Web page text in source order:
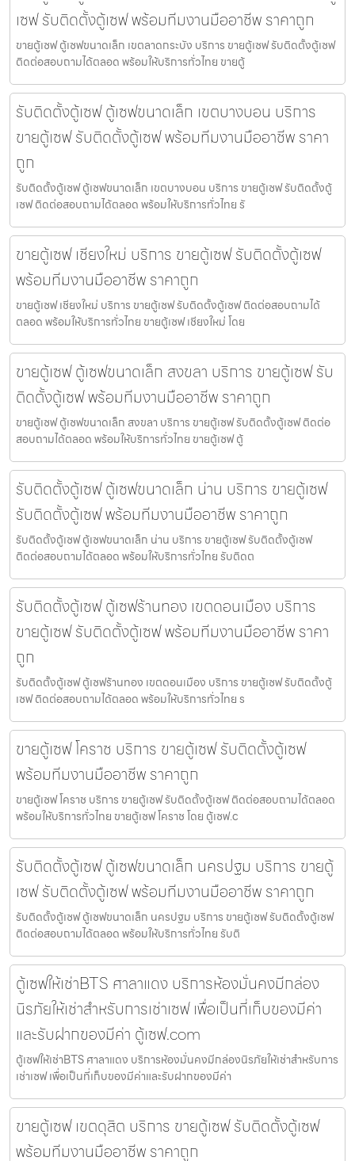
เซฟ รับติดตั้งตู้เซฟ พร้อมทีมงานมืออาชีพ ราคาถูก
ขายตู้เซฟ ตู้เซฟขนาดเล็ก เขตลาดกระบัง บริการ ขายตู้เซฟ รับติดตั้งตู้เซฟ
ติดต่อสอบถามได้ตลอด พร้อมให้บริการทั่วไทย ขายตู้
รับติดตั้งตู้เซฟ ตู้เซฟขนาดเล็ก เขตบางบอน บริการ
ขายตู้เซฟ รับติดตั้งตู้เซฟ พร้อมทีมงานมืออาชีพ ราคา
ถูก
รับติดตั้งตู้เซฟ ตู้เซฟขนาดเล็ก เขตบางบอน บริการ ขายตู้เซฟ รับติดตั้งตู้
เซฟ ติดต่อสอบถามได้ตลอด พร้อมให้บริการทั่วไทย รั
ขายตู้เซฟ เชียงใหม่ บริการ ขายตู้เซฟ รับติดตั้งตู้เซฟ
พร้อมทีมงานมืออาชีพ ราคาถูก
ขายตู้เซฟ เชียงใหม่ บริการ ขายตู้เซฟ รับติดตั้งตู้เซฟ ติดต่อสอบถามได้
ตลอด พร้อมให้บริการทั่วไทย ขายตู้เซฟ เชียงใหม่ โดย
ขายตู้เซฟ ตู้เซฟขนาดเล็ก สงขลา บริการ ขายตู้เซฟ รับ
ติดตั้งตู้เซฟ พร้อมทีมงานมืออาชีพ ราคาถูก
ขายตู้เซฟ ตู้เซฟขนาดเล็ก สงขลา บริการ ขายตู้เซฟ รับติดตั้งตู้เซฟ ติดต่อ
สอบถามได้ตลอด พร้อมให้บริการทั่วไทย ขายตู้เซฟ ตู้
รับติดตั้งตู้เซฟ ตู้เซฟขนาดเล็ก น่าน บริการ ขายตู้เซฟ
รับติดตั้งตู้เซฟ พร้อมทีมงานมืออาชีพ ราคาถูก
รับติดตั้งตู้เซฟ ตู้เซฟขนาดเล็ก น่าน บริการ ขายตู้เซฟ รับติดตั้งตู้เซฟ
ติดต่อสอบถามได้ตลอด พร้อมให้บริการทั่วไทย รับติดต
รับติดตั้งตู้เซฟ ตู้เซฟร้านทอง เขตดอนเมือง บริการ
ขายตู้เซฟ รับติดตั้งตู้เซฟ พร้อมทีมงานมืออาชีพ ราคา
ถูก
รับติดตั้งตู้เซฟ ตู้เซฟร้านทอง เขตดอนเมือง บริการ ขายตู้เซฟ รับติดตั้งตู้
เซฟ ติดต่อสอบถามได้ตลอด พร้อมให้บริการทั่วไทย ร
ขายตู้เซฟ โคราช บริการ ขายตู้เซฟ รับติดตั้งตู้เซฟ
พร้อมทีมงานมืออาชีพ ราคาถูก
ขายตู้เซฟ โคราช บริการ ขายตู้เซฟ รับติดตั้งตู้เซฟ ติดต่อสอบถามได้ตลอด
พร้อมให้บริการทั่วไทย ขายตู้เซฟ โคราช โดย ตู้เซฟ.c
รับติดตั้งตู้เซฟ ตู้เซฟขนาดเล็ก นครปฐม บริการ ขายตู้
เซฟ รับติดตั้งตู้เซฟ พร้อมทีมงานมืออาชีพ ราคาถูก
รับติดตั้งตู้เซฟ ตู้เซฟขนาดเล็ก นครปฐม บริการ ขายตู้เซฟ รับติดตั้งตู้เซฟ
ติดต่อสอบถามได้ตลอด พร้อมให้บริการทั่วไทย รับติ
ตู้เซฟให้เช่าBTS ศาลาแดง บริการห้องมั่นคงมีกล่อง
นิรภัยให้เช่าสำหรับการเช่าเซฟ เพื่อเป็นที่เก็บของมีค่า
และรับฝากของมีค่า ตู้เซฟ.com
ตู้เซฟให้เช่าBTS ศาลาแดง บริการห้องมั่นคงมีกล่องนิรภัยให้เช่าสำหรับการ
เช่าเซฟ เพื่อเป็นที่เก็บของมีค่าและรับฝากของมีค่า
ขายตู้เซฟ เขตดุสิต บริการ ขายตู้เซฟ รับติดตั้งตู้เซฟ
พร้อมทีมงานมืออาชีพ ราคาถูก